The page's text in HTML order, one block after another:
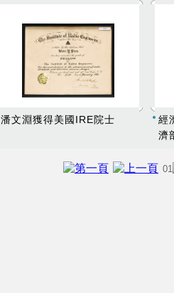
潘文淵獲得美國IRE院士
經
濟
01